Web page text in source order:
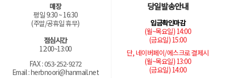
매장
평일 9:30 ~ 16:30
(주말/공휴일 휴무)
점심시간
12:00~13:00
FAX : 053-252-9272
Email : herbnoori@hanmail.net
당일발송안내
입금확인마감
(월~목요일) 14:00
(금요일) 15:00
단, 네이버페이/에스크로 결제시
(월~목요일) 13:00
(금요일) 14:00